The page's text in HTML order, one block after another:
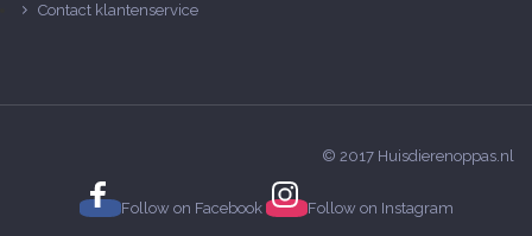
Contact klantenservice
© 2017 Huisdierenoppas.nl
Follow on Facebook Follow on Instagram